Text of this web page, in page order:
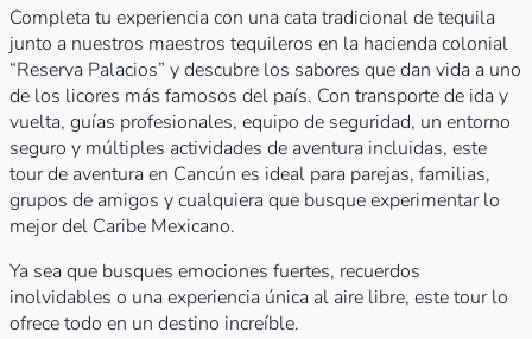
Completa tu experiencia con una cata tradicional de tequila
junto a nuestros maestros tequileros en la hacienda colonial
“Reserva Palacios” y descubre los sabores que dan vida a uno
de los licores más famosos del país. Con transporte de ida y
vuelta, guías profesionales, equipo de seguridad, un entorno
seguro y múltiples actividades de aventura incluidas, este
tour de aventura en Cancún es ideal para parejas, familias,
grupos de amigos y cualquiera que busque experimentar lo
mejor del Caribe Mexicano.
Ya sea que busques emociones fuertes, recuerdos
inolvidables o una experiencia única al aire libre, este tour lo
ofrece todo en un destino increíble.